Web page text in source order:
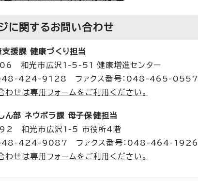
に関するお問い合わせ
援課 健康づくり担当
和光市広沢1-5-51 健康増進センター
048-424-9128 ファクス番号：048-465-0557
わせは専用フォームをご利用ください。
ん部 ネウボラ課 母子保健担当
和光市広沢1-5 市役所4階
048-424-9087 ファクス番号：048-464-1926
わせは専用フォームをご利用ください。